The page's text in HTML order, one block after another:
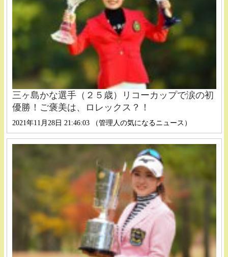
三ヶ島かな選手（２５歳）リコーカップで涙の初
優勝！ご褒美は、ロレックス？！
2021年11月28日 21:46:03 （管理人の気になるニュース）